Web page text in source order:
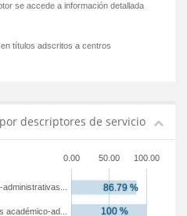
se accede a información detallada
títulos adscritos a centros
descriptores de servicio
0.00 50.00 100.00
académico-ad...